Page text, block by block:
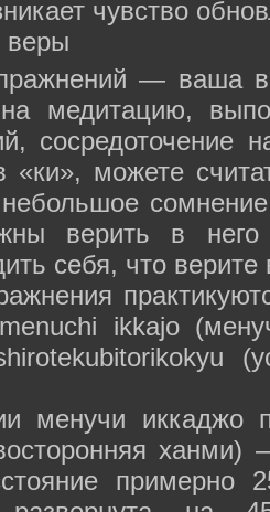
чувство
веры
— ваша
медитацию,
сосредоточение
можете
сомнение
верить в
себя, что верите
ikkajo
менучи иккаджо
примерно